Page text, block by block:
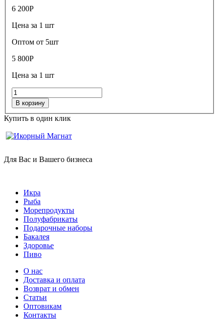
6 200Р
Цена за 1 шт
Оптом от 5шт
5 800Р
Цена за 1 шт
В корзину
Купить в один клик
Для Вас и Вашего бизнеса
Икра
Рыба
Морепродукты
Полуфабрикаты
Подарочные наборы
Бакалея
Здоровье
Пиво
О нас
Доставка и оплата
Возврат и обмен
Статьи
Оптовикам
Контакты